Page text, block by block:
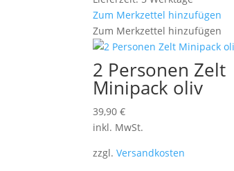
Zum Merkzettel hinzufügen
Zum Merkzettel hinzufügen
2 Personen Zelt
Minipack oliv
39,90€
inkl. MwSt.
zzgl.Versandkosten